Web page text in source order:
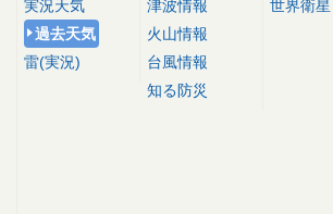
実況天気
過去天気
雷(実況)
津波情報
火山情報
台風情報
知る防災
世界衛星